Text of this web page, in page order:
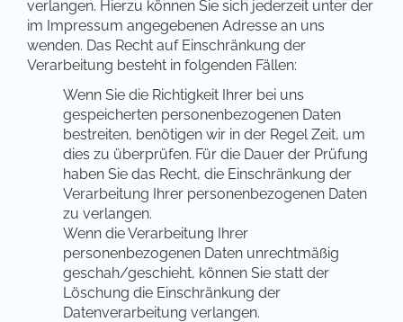
verlangen. Hierzu können Sie sich jederzeit unter der
im Impressum angegebenen Adresse an uns
wenden. Das Recht auf Einschränkung der
Verarbeitung besteht in folgenden Fällen:
Wenn Sie die Richtigkeit Ihrer bei uns
gespeicherten personenbezogenen Daten
bestreiten, benötigen wir in der Regel Zeit, um
dies zu überprüfen. Für die Dauer der Prüfung
haben Sie das Recht, die Einschränkung der
Verarbeitung Ihrer personenbezogenen Daten
zu verlangen.
Wenn die Verarbeitung Ihrer
personenbezogenen Daten unrechtmäßig
geschah/geschieht, können Sie statt der
Löschung die Einschränkung der
Datenverarbeitung verlangen.